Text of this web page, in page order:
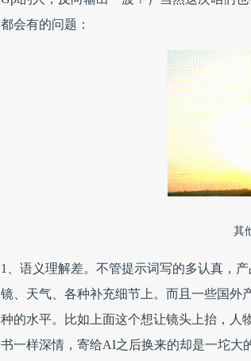
都会有的问题：
其
1、语义理解差。不管提示词写的多认真，
镜、天气、各种补充细节上。而且一些国外
种的水平。比如上面这个想让镜头上抬，人
书一样深情，寄给AI之后换来的却是一坨大